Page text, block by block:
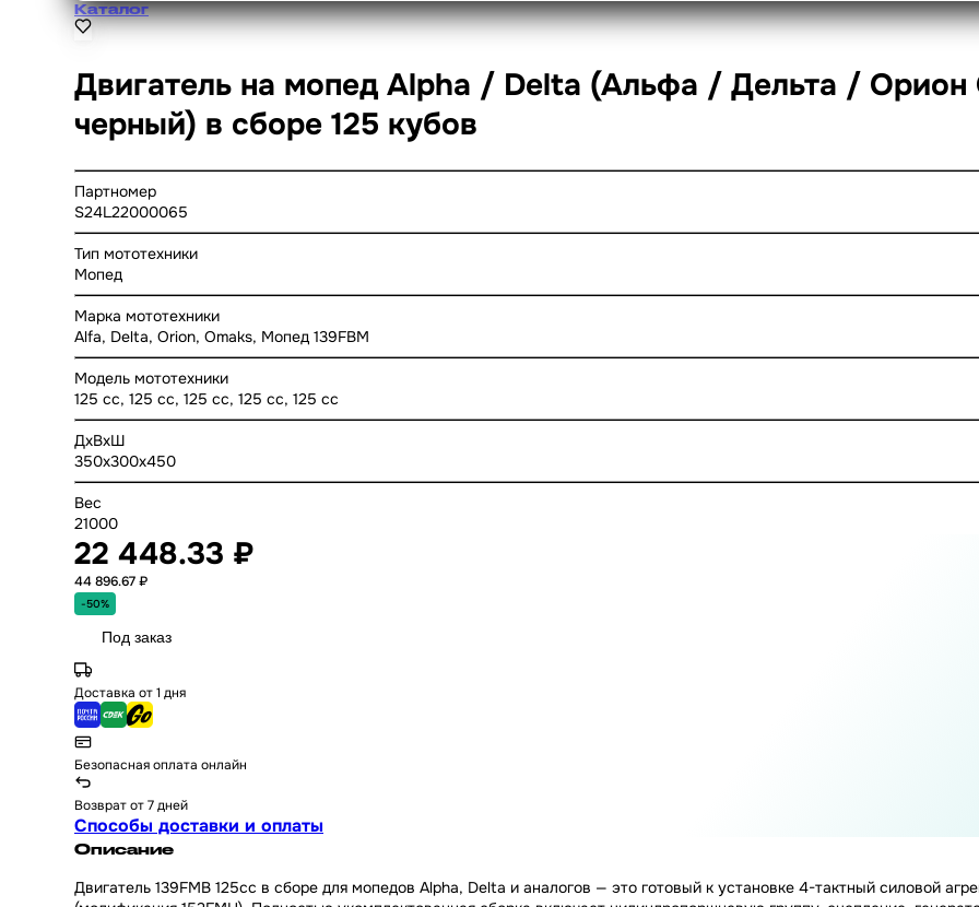
Каталог
Двигатель на мопед Alpha / Delta (Альфа / Дельта /
черный) в сборе 125 кубов
Партномер
S24L22000065
Тип мототехники
Мопед
Марка мототехники
Alfa, Delta, Orion, Omaks, Мопед 139FBM
Модель мототехники
125 cc, 125 cc, 125 cc, 125 cc, 125 cc
ДхВхШ
350x300x450
Вес
21000
22 448.33 ₽
44 896.67 ₽
-50%
Под заказ
Доставка от 1 дня
Безопасная оплата онлайн
Возврат от 7 дней
Способы доставки и оплаты
Описание
Двигатель 139FMB 125cc в сборе для мопедов Alpha, Delta и аналогов — это готовый к установке 4-тактный силовой